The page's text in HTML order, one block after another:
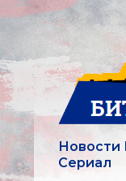
Новости
Сериал